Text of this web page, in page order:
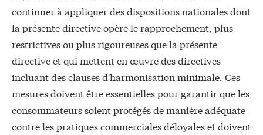
continuer à appliquer des dispositions nationales dont
la présente directive opère le rapprochement, plus
restrictives ou plus rigoureuses que la présente
directive et qui mettent en œuvre des directives
incluant des clauses d'harmonisation minimale. Ces
mesures doivent être essentielles pour garantir que les
consommateurs soient protégés de manière adéquate
contre les pratiques commerciales déloyales et doivent